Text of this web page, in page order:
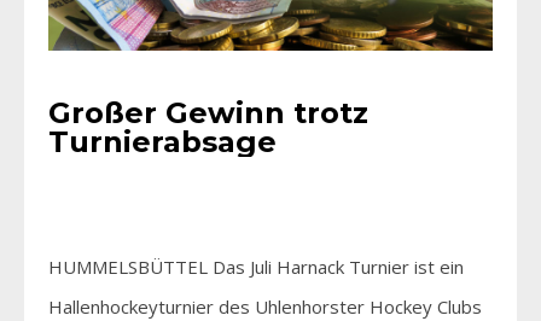
Großer Gewinn trotz
Turnierabsage
HUMMELSBÜTTEL Das Juli Harnack Turnier ist ein
Hallenhockeyturnier des Uhlenhorster Hockey Clubs